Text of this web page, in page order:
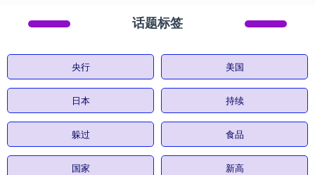
话题标签
央行 美国
日本 持续
躲过 食品
国家 新高